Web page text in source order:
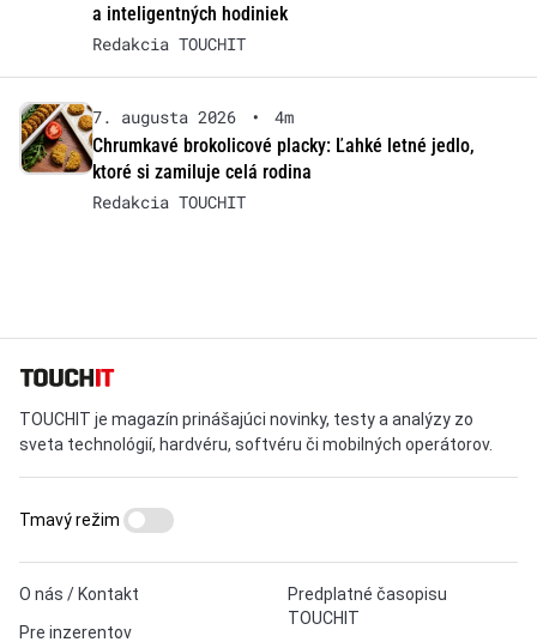
a inteligentných hodiniek
Redakcia TOUCHIT
7. augusta 2026 •
4m
Chrumkavé brokolicové placky: Ľahké letné jedlo,
ktoré si zamiluje celá rodina
Redakcia TOUCHIT
TOUCHIT je magazín prinášajúci novinky, testy a analýzy zo
sveta technológií, hardvéru, softvéru či mobilných operátorov.
O nás / Kontakt
Pre inzerentov
Predplatné časopisu
TOUCHIT
Tmavý režim